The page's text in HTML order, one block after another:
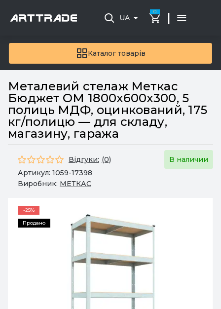
Каталог товарів
UA
0 |
Металевий стелаж Меткас
Бюджет ОМ 1800х600х300, 5
полиць МДФ, оцинкований, 175
кг/полицю — для складу,
магазину, гаража
Відгуки: (0)
В наличии
Артикул: 1059-17398
Виробник: МЕТКАС
-25%
Продано